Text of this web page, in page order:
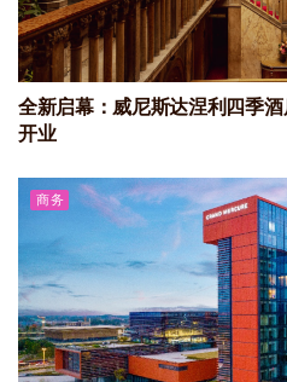
全新启幕：威尼斯达涅利四季
开业
商务